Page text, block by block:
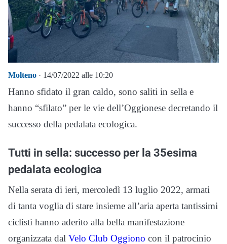
Molteno · 14/07/2022 alle 10:20
Hanno sfidato il gran caldo, sono saliti in sella e
hanno “sfilato” per le vie dell’Oggionese decretando il
successo della pedalata ecologica.
Tutti in sella: successo per la 35esima
pedalata ecologica
Nella serata di ieri, mercoledì 13 luglio 2022, armati
di tanta voglia di stare insieme all’aria aperta tantissimi
ciclisti hanno aderito alla bella manifestazione
organizzata dal Velo Club Oggiono con il patrocinio